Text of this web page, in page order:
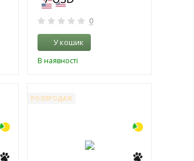
0
У кошик
В наявності
РОЗПРОДАЖ